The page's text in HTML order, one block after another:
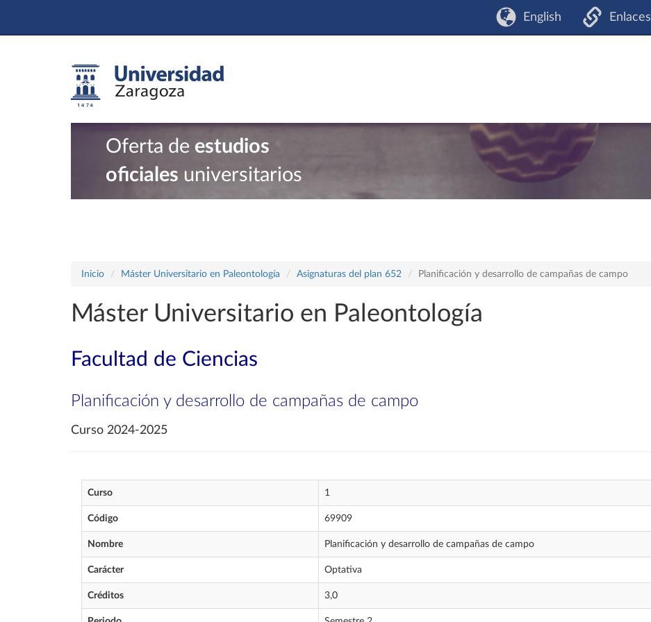
English Enlaces
Oferta de estudios
oficiales universitarios
Inicio Máster Universitario en Paleontología Asignaturas del plan 652 Planificación y desarrollo de campañas de campo
Máster Universitario en Paleontología
Facultad de Ciencias
Planificación y desarrollo de campañas de campo
Curso 2024-2025
Curso 1
Código 69909
Nombre Planificación y desarrollo de campañas de campo
Carácter Optativa
Créditos 3,0